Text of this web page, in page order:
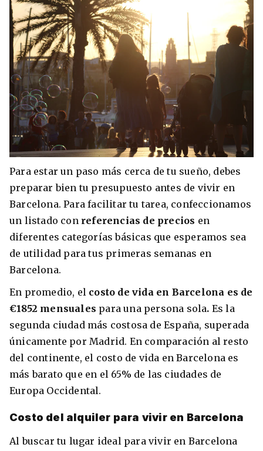
Para estar un paso más cerca de tu sueño, debes
preparar bien tu presupuesto antes de vivir en
Barcelona. Para facilitar tu tarea, confeccionamos
un listado con referencias de precios en
diferentes categorías básicas que esperamos sea
de utilidad para tus primeras semanas en
Barcelona.
En promedio, el costo de vida en Barcelona es de
€1852 mensuales para una persona sola. Es la
segunda ciudad más costosa de España, superada
únicamente por Madrid. En comparación al resto
del continente, el costo de vida en Barcelona es
más barato que en el 65% de las ciudades de
Europa Occidental.
Costo del alquiler para vivir en Barcelona
Al buscar tu lugar ideal para vivir en Barcelona